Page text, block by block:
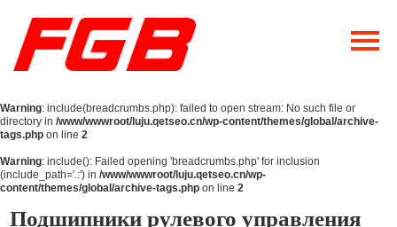
Главная
О Нас
Продукция
Новости
Warning: include(breadcrumbs.php): failed to open stream: No such file or
directory in /www/wwwroot/luju.qetseo.cn/wp-content/themes/global/archive-
tags.php on line 2
Warning: include(): Failed opening 'breadcrumbs.php' for inclusion
(include_path='.:') in /www/wwwroot/luju.qetseo.cn/wp-
content/themes/global/archive-tags.php on line 2
Подшипники рулевого управления